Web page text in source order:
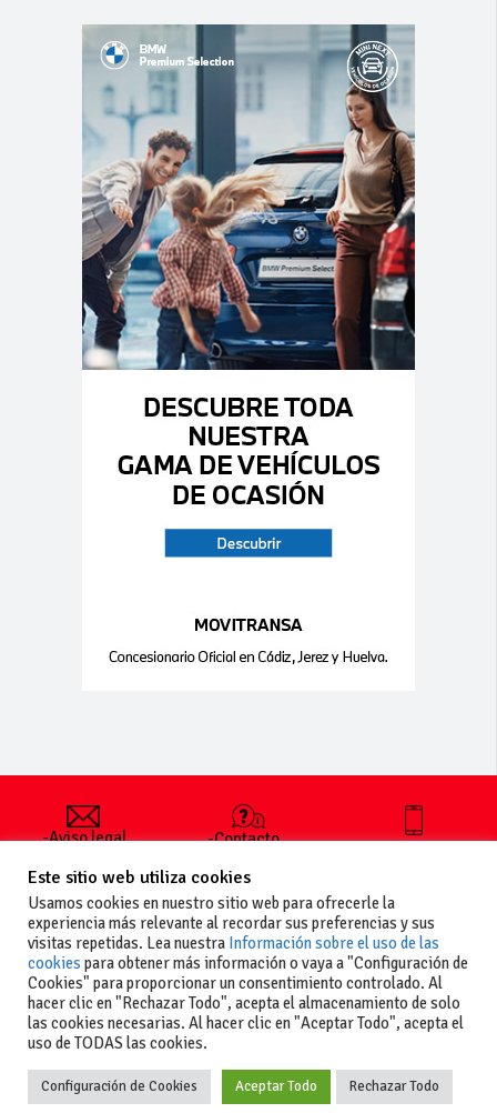
-Aviso legal
generales
de uso
-Política de
privacidad
-Política de
cookies
-Contacto
publicar un
anuncio
-Vende+
+34 627 35
Copyright La guia del motor
Este sitio web utiliza cookies
Usamos cookies en nuestro sitio web para ofrecerle la
experiencia más relevante al recordar sus preferencias y sus
visitas repetidas. Lea nuestra Información sobre el uso de las
cookies para obtener más información o vaya a "Configuración de
Cookies" para proporcionar un consentimiento controlado. Al
hacer clic en "Rechazar Todo", acepta el almacenamiento de solo
las cookies necesarias. Al hacer clic en "Aceptar Todo", acepta el
uso de TODAS las cookies.
Configuración de Cookies Aceptar Todo Rechazar Todo